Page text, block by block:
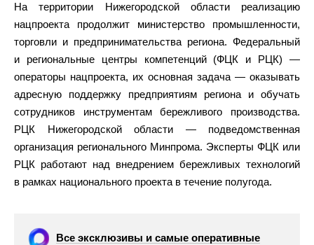
На территории Нижегородской области реализацию
нацпроекта продолжит министерство промышленности,
торговли и предпринимательства региона. Федеральный
и региональные центры компетенций (ФЦК и РЦК) —
операторы нацпроекта, их основная задача — оказывать
адресную поддержку предприятиям региона и обучать
сотрудников инструментам бережливого производства.
РЦК Нижегородской области — подведомственная
организация регионального Минпрома. Эксперты ФЦК или
РЦК работают над внедрением бережливых технологий
в рамках национального проекта в течение полугода.
Все эксклюзивы и самые оперативные